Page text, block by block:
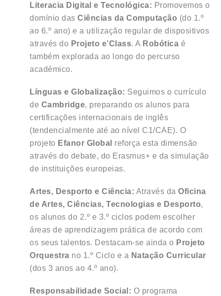
Literacia Digital e Tecnológica: Promovemos o
domínio das Ciências da Computação (do 1.º
ao 6.º ano) e a utilização regular de dispositivos
através do Projeto e’Class. A Robótica é
também explorada ao longo do percurso
académico.
Línguas e Globalização: Seguimos o currículo
de Cambridge, preparando os alunos para
certificações internacionais de inglês
(tendencialmente até ao nível C1/CAE). O
projeto Efanor Global reforça esta dimensão
através do debate, do Erasmus+ e da simulação
de instituições europeias.
Artes, Desporto e Ciência: Através da Oficina
de Artes, Ciências, Tecnologias e Desporto,
os alunos do 2.º e 3.º ciclos podem escolher
áreas de aprendizagem prática de acordo com
os seus talentos. Destacam-se ainda o Projeto
Orquestra no 1.º Ciclo e a Natação Curricular
(dos 3 anos ao 4.º ano).
Responsabilidade Social: O programa